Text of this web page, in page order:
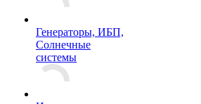
Генераторы, ИБП,
Солнечные
системы